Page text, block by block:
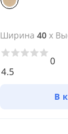
Ширина 40 x
4.5
0
В